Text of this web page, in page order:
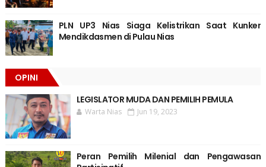
PLN UP3 Nias Siaga Kelistrikan Saat Kunker
Mendikdasmen di Pulau Nias
OPINI
LEGISLATOR MUDA DAN PEMILIH PEMULA
Warta Nias Jun 19, 2023
Peran Pemilih Milenial dan Pengawasan